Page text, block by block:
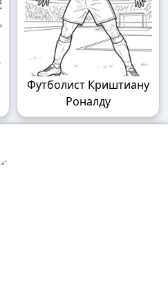
Футболист Криштиану
Роналду